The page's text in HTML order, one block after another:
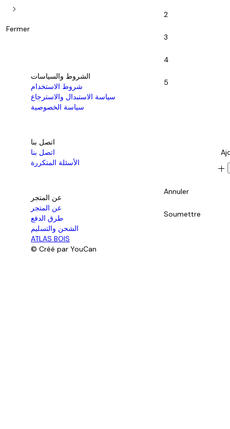
2
3
4
5
add
Annuler
Soumettre
chevron_right
Fermer
ATLAS BOIS
© Créé par YouCan
الشروط والسياسات
شروط الاستخدام
سياسة الاستبدال والاسترجاع
سياسة الخصوصية
اتصل بنا
اتصل بنا
الأسئلة المتكررة
عن المتجر
عن المتجر
طرق الدفع
الشحن والتسليم